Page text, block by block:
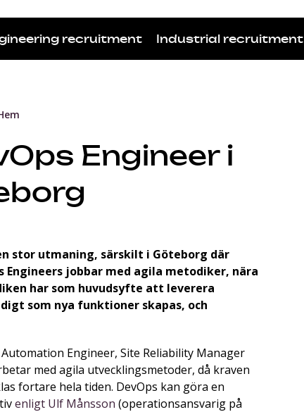
recruitment Industrial recruitment
Engineer i
stor utmaning, särskilt i Göteborg där
jobbar med agila metodiker, nära
har som huvudsyfte att leverera
som nya funktioner skapas, och
Engineer, Site Reliability Manager
med agila utvecklingsmetoder, då kraven
fortare hela tiden. DevOps kan göra en
enligt Ulf Månsson (operationsansvarig på